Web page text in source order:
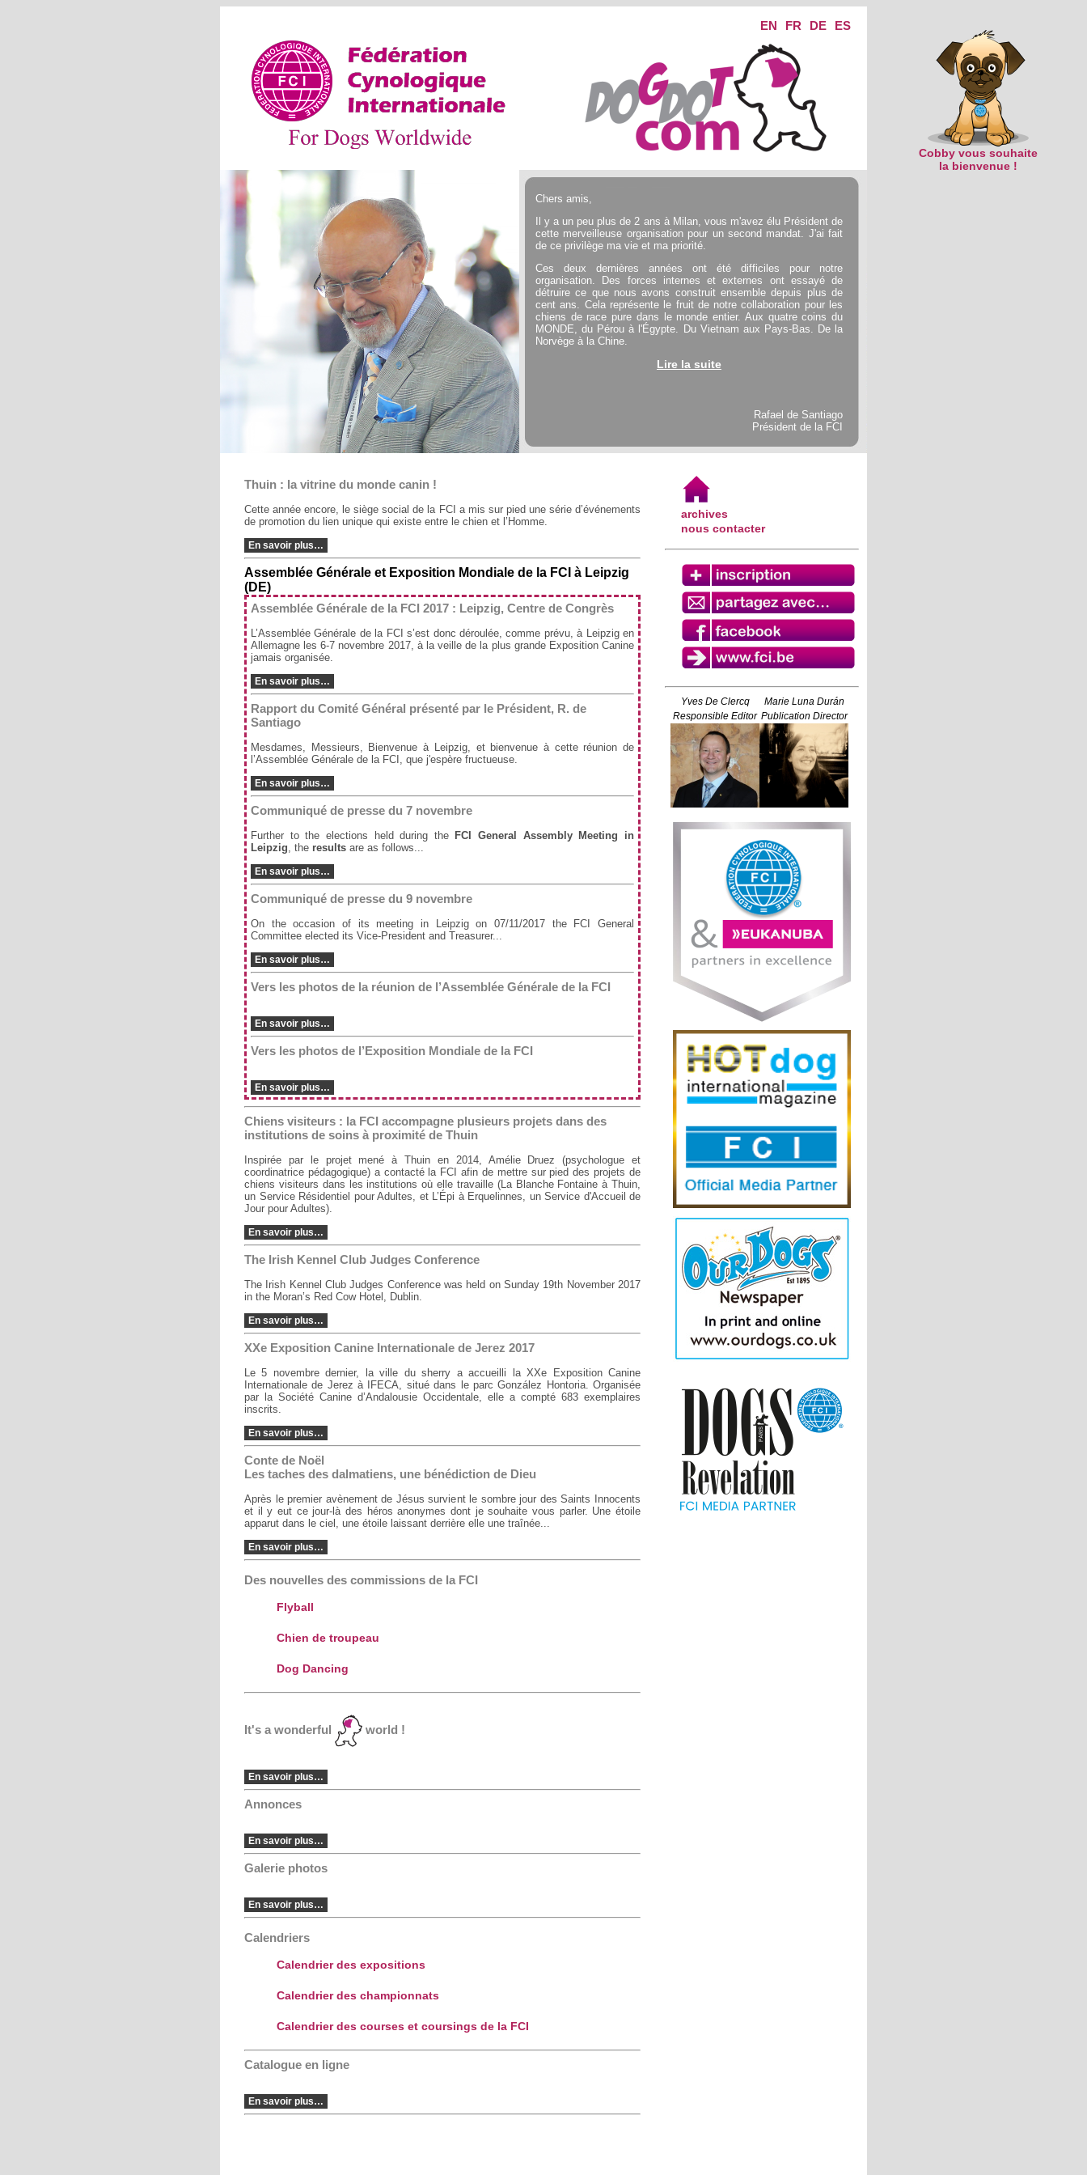
EN FR DE ES
Cobby vous souhaite
la bienvenue !
Chers amis,
Il y a un peu plus de 2 ans à Milan, vous m'avez élu Président de
cette merveilleuse organisation pour un second mandat. J'ai fait
de ce privilège ma vie et ma priorité.
Ces deux dernières années ont été difficiles pour notre
organisation. Des forces internes et externes ont essayé de
détruire ce que nous avons construit ensemble depuis plus de
cent ans. Cela représente le fruit de notre collaboration pour les
chiens de race pure dans le monde entier. Aux quatre coins du
MONDE, du Pérou à l'Égypte. Du Vietnam aux Pays-Bas. De la
Norvège à la Chine.
Lire la suite
Rafael de Santiago
Président de la FCI
Thuin : la vitrine du monde canin !
Cette année encore, le siège social de la FCI a mis sur pied une série d’événements
de promotion du lien unique qui existe entre le chien et l’Homme.
En savoir plus…
Assemblée Générale et Exposition Mondiale de la FCI à Leipzig
(DE)
Assemblée Générale de la FCI 2017 : Leipzig, Centre de Congrès
L’Assemblée Générale de la FCI s’est donc déroulée, comme prévu, à Leipzig en
Allemagne les 6-7 novembre 2017, à la veille de la plus grande Exposition Canine
jamais organisée.
En savoir plus…
Rapport du Comité Général présenté par le Président, R. de
Santiago
Mesdames, Messieurs, Bienvenue à Leipzig, et bienvenue à cette réunion de
l’Assemblée Générale de la FCI, que j'espère fructueuse.
En savoir plus…
Communiqué de presse du 7 novembre
Further to the elections held during the FCI General Assembly Meeting in
Leipzig, the results are as follows...
En savoir plus…
Communiqué de presse du 9 novembre
On the occasion of its meeting in Leipzig on 07/11/2017 the FCI General
Committee elected its Vice-President and Treasurer...
En savoir plus…
Vers les photos de la réunion de l’Assemblée Générale de la FCI
En savoir plus…
Vers les photos de l’Exposition Mondiale de la FCI
En savoir plus…
Chiens visiteurs : la FCI accompagne plusieurs projets dans des
institutions de soins à proximité de Thuin
Inspirée par le projet mené à Thuin en 2014, Amélie Druez (psychologue et
coordinatrice pédagogique) a contacté la FCI afin de mettre sur pied des projets de
chiens visiteurs dans les institutions où elle travaille (La Blanche Fontaine à Thuin,
un Service Résidentiel pour Adultes, et L’Épi à Erquelinnes, un Service d'Accueil de
Jour pour Adultes).
En savoir plus…
The Irish Kennel Club Judges Conference
The Irish Kennel Club Judges Conference was held on Sunday 19th November 2017
in the Moran’s Red Cow Hotel, Dublin.
En savoir plus…
XXe Exposition Canine Internationale de Jerez 2017
Le 5 novembre dernier, la ville du sherry a accueilli la XXe Exposition Canine
Internationale de Jerez à IFECA, situé dans le parc González Hontoria. Organisée
par la Société Canine d’Andalousie Occidentale, elle a compté 683 exemplaires
inscrits.
En savoir plus…
Conte de Noël
Les taches des dalmatiens, une bénédiction de Dieu
Après le premier avènement de Jésus survient le sombre jour des Saints Innocents
et il y eut ce jour-là des héros anonymes dont je souhaite vous parler. Une étoile
apparut dans le ciel, une étoile laissant derrière elle une traînée...
En savoir plus…
Des nouvelles des commissions de la FCI
Flyball
Chien de troupeau
Dog Dancing
It's a wonderful world !
En savoir plus…
Annonces
En savoir plus…
Galerie photos
En savoir plus…
Calendriers
Calendrier des expositions
Calendrier des championnats
Calendrier des courses et coursings de la FCI
Catalogue en ligne
En savoir plus…
archives
nous contacter
Yves De Clercq
Responsible Editor
Marie Luna Durán
Publication Director